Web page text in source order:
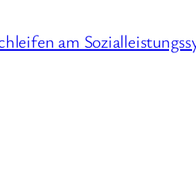
am